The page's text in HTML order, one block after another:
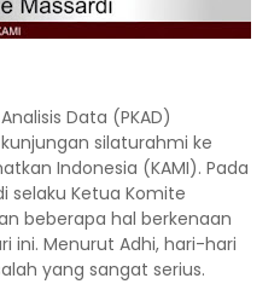
Data (PKAD)
silaturahmi ke
Indonesia (KAMI). Pada
selaku Ketua Komite
beberapa hal berkenaan
ini. Menurut Adhi, hari-hari
yang sangat serius.